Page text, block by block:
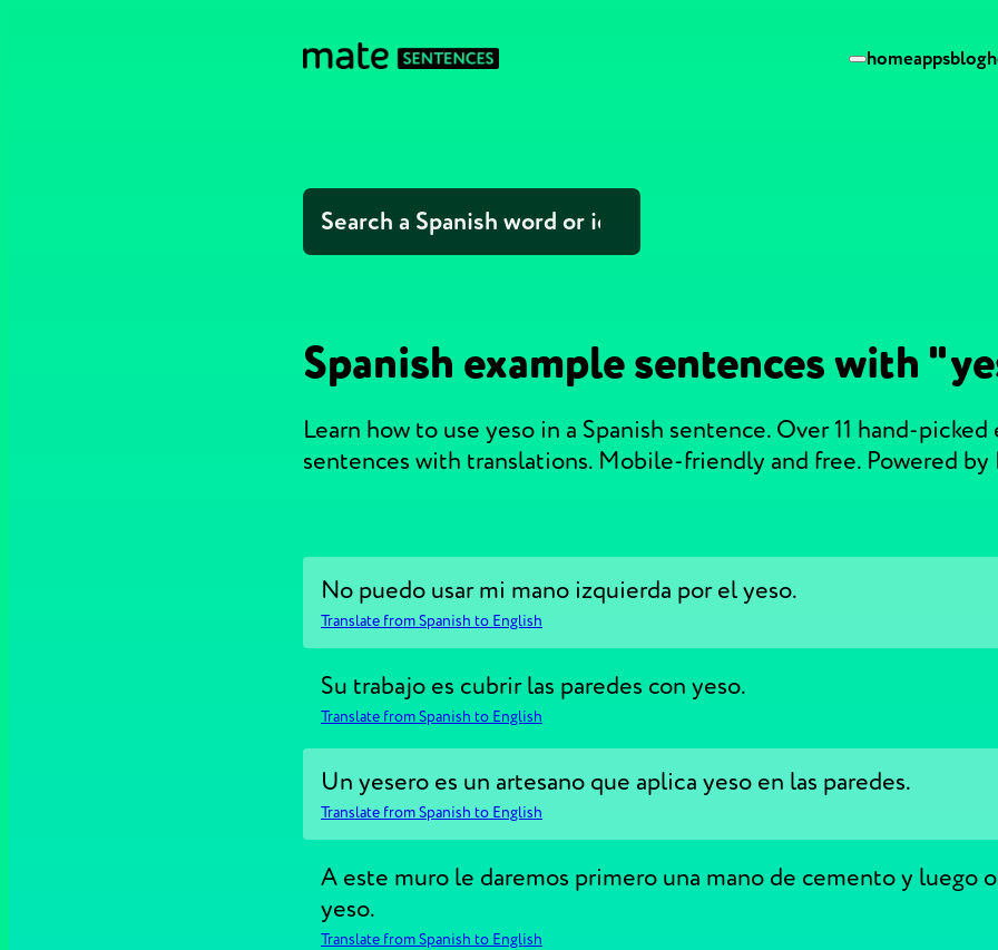
homeappsblog
Spanish example sentences with
Learn how to use yeso in a Spanish sentence. Over 11 hand-picked
sentences with translations. Mobile-friendly and free. Powered by
No puedo usar mi mano izquierda por el yeso.
Translate from Spanish to English
Su trabajo es cubrir las paredes con yeso.
Translate from Spanish to English
Un yesero es un artesano que aplica yeso en las paredes.
Translate from Spanish to English
A este muro le daremos primero una mano de cemento y luego
yeso.
Translate from Spanish to English